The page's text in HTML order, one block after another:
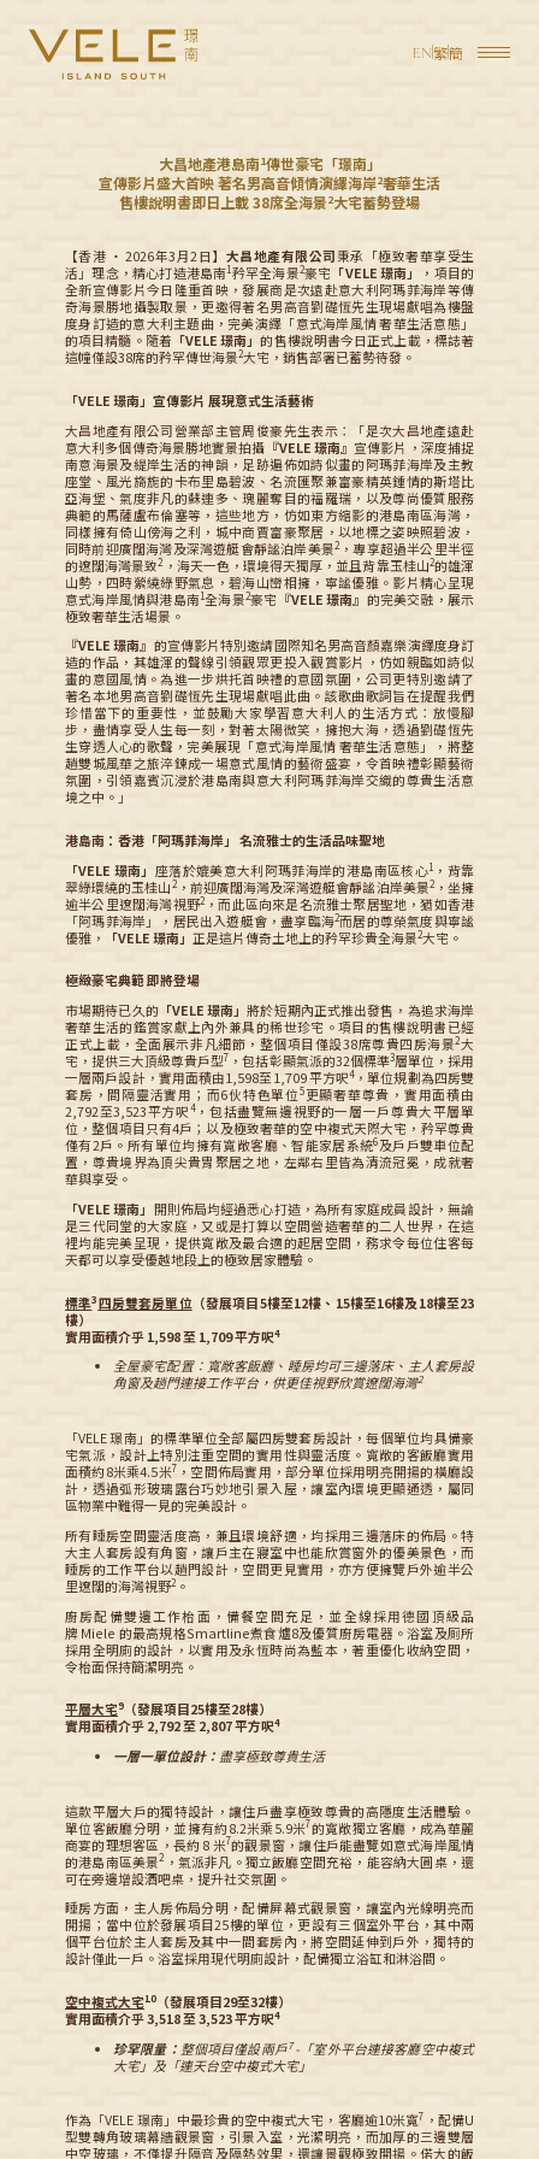
EN 繁簡
大昌地產港島南1傳世豪宅「璟南」
宣傳影片盛大首映著名男高音傾情演繹海岸2奢華生活
售樓說明書即日上載38席全海景2大宅蓄勢登場
【香港 ‧ 2026年3月2日】 大昌地產有限公司秉承「極致奢華享受生
活」理念，精心打造港島南1矜罕全海景2豪宅 「VELE 璟南」
，項目的
全新宣傳影片今日隆重首映，發展商是次遠赴意大利阿瑪菲海岸等傳
奇海景勝地攝製取景，更邀得著名男高音劉礎恆先生現場獻唱為樓盤
度身訂造的意大利主題曲，完美演繹「意式海岸風情 奢華生活意態」
的項目精髓。隨着 「VELE 璟南」的售樓說明書今日正式上載，標誌著
這幢僅設38席的矜罕傳世海景2大宅，銷售部署已蓄勢待發。
「VELE 璟南」宣傳影片 展現意式生活藝術
大昌地產有限公司營業部主管周俊豪先生表示：「是次大昌地產遠赴
意大利多個傳奇海景勝地實景拍攝 『VELE 璟南』宣傳影片，深度捕捉
南意海景及緹岸生活的神韻，足跡遍佈如詩似畫的阿瑪菲海岸及主教
座堂、風光旖旎的卡布里島碧波、名流匯聚兼富豪精英鍾情的斯塔比
亞海堡、氣度非凡的蘇連多、瑰麗奪目的福羅瑞，以及尊尚優質服務
典範的馬薩盧布倫塞等，這些地方，仿如東方縮影的港島南區海灣，
同樣擁有倚山傍海之利，城中商賈富豪聚居，以地標之姿映照碧波，
同時前迎廣闊海灣及深灣遊艇會靜謐泊岸美景2，專享超過半公里半徑
的遼闊海灣景致2，海天一色，環境得天獨厚，並且背靠玉桂山2的雄渾
山勢，四時縈繞綠野氣息，碧海山巒相擁，寧謐優雅。影片精心呈現
意式海岸風情與港島南1全海景2豪宅 『VELE 璟南』 的完美交融，展示
極致奢華生活場景。
『VELE 璟南』 的宣傳影片特別邀請國際知名男高音顏嘉樂演繹度身訂
造的作品，其雄渾的聲線引領觀眾更投入觀賞影片，仿如親臨如詩似
畫的意國風情。為進一步烘托首映禮的意國氛圍，公司更特別邀請了
著名本地男高音劉礎恆先生現場獻唱此曲。該歌曲歌詞旨在提醒我們
珍惜當下的重要性，並鼓勵大家學習意大利人的生活方式：放慢腳
步，盡情享受人生每一刻，對著太陽微笑，擁抱大海，透過劉礎恆先
生穿透人心的歌聲，完美展現「意式海岸風情 奢華生活意態」，將整
趟雙城風華之旅淬鍊成一場意式風情的藝術盛宴，令首映禮彰顯藝術
氛圍，引領嘉賓沉浸於港島南與意大利阿瑪菲海岸交織的尊貴生活意
境之中。」
港島南：香港「阿瑪菲海岸」 名流雅士的生活品味聖地
「VELE 璟南」 座落於媲美意大利阿瑪菲海岸的港島南區核心1，背靠
翠綠環繞的玉桂山2，前迎廣闊海灣及深灣遊艇會靜謐泊岸美景2，坐擁
逾半公里遼闊海灣視野2，而此區向來是名流雅士聚居聖地，猶如香港
「阿瑪菲海岸」，居民出入遊艇會，盡享臨海2而居的尊榮氣度與寧謐
優雅，
「VELE 璟南」 正是這片傳奇土地上的矜罕珍貴全海景2大宅。
極緻豪宅典範 即將登場
市場期待已久的「VELE 璟南」將於短期內正式推出發售，為追求海岸
奢華生活的鑑賞家獻上內外兼具的稀世珍宅。項目的售樓說明書已經
正式上載，全面展示非凡細節，整個項目僅設38席尊貴四房海景2大
宅，提供三大頂級尊貴戶型7 ，包括彰顯氣派的32個標準3層單位，採用
一層兩戶設計，實用面積由1,598至1,709 平方呎4，單位規劃為四房雙
套房，間隔靈活實用；而6伙特色單位5更顯奢華尊貴，實用面積由
2,792至3,523平方呎4，包括盡覽無邊視野的一層一戶尊貴大平層單
位，整個項目只有4戶；以及極致奢華的空中複式天際大宅，矜罕尊貴
僅有2戶。所有單位均擁有寬敞客廳、智能家居系統6及戶戶雙車位配
置，尊貴境界為頂尖貴胄聚居之地，左鄰右里皆為清流冠冕，成就奢
華與享受。
「VELE 璟南」 開則佈局均經過悉心打造，為所有家庭成員設計，無論
是三代同堂的大家庭，又或是打算以空間營造奢華的二人世界，在這
裡均能完美呈現，提供寬敞及最合適的起居空間，務求令每位住客每
天都可以享受優越地段上的極致居家體驗。
標準3四房雙套房單位 （發展項目5樓至12樓、15樓至16樓及18樓至23
樓）
實用面積介乎 1,598 至 1,709 平方呎4
全屋豪宅配置：寬敞客飯廳、睡房均可三邊落床、主人套房設
角窗及趟門連接工作平台，供更佳視野欣賞遼闊海灣2
「VELE 璟南」的標準單位全部屬四房雙套房設計，每個單位均具備豪
宅氣派，設計上特別注重空間的實用性與靈活度。寬敞的客飯廳實用
面積約8米乘4.5米7，空間佈局實用，部分單位採用明亮開揚的橫廳設
計，透過弧形玻璃露台巧妙地引景入屋，讓室內環境更顯通透，屬同
區物業中難得一見的完美設計。
所有睡房空間靈活度高，兼且環境舒適，均採用三邊落床的佈局。特
大主人套房設有角窗，讓戶主在寢室中也能欣賞窗外的優美景色，而
睡房的工作平台以趟門設計，空間更見實用，亦方便擁覽戶外逾半公
里遼闊的海灣視野2。
廚房配備雙邊工作枱面，備餐空間充足，並全線採用德國頂級品
牌 Miele 的最高規格Smartline煮食爐8及優質廚房電器。浴室及厠所
採用全明廁的設計，以實用及永恆時尚為藍本，著重優化收納空間，
令枱面保持簡潔明亮。
平層大宅9
（發展項目25樓至28樓）
實用面積介乎 2,792 至 2,807 平方呎4
一層一單位設計： 盡享極致尊貴生活
這款平層大戶的獨特設計，讓住戶盡享極致尊貴的高隱度生活體驗。
單位客飯廳分明，並擁有約8.2米乘5.9米7的寬敞獨立客廳，成為華麗
商宴的理想客區，長約 8 米7的觀景窗，讓住戶能盡覽如意式海岸風情
的港島南區美景2，氣派非凡。獨立飯廳空間充裕，能容納大圓桌，還
可在旁邊增設酒吧桌，提升社交氛圍。
睡房方面，主人房佈局分明，配備屏幕式觀景窗，讓室內光線明亮而
開揚；當中位於發展項目25樓的單位，更設有三個室外平台，其中兩
個平台位於主人套房及其中一間套房內，將空間延伸到戶外，獨特的
設計僅此一戶。浴室採用現代明廁設計，配備獨立浴缸和淋浴間。
空中複式大宅10
（發展項目29至32樓）
實用面積介乎 3,518 至 3,523 平方呎4
珍罕限量： 整個項目僅設兩戶7-「室外平台連接客廳空中複式
大宅」及「連天台空中複式大宅」
作為「VELE 璟南」中最珍貴的空中複式大宅，客廳逾10米寬7 ，配備U
型雙轉角玻璃幕牆觀景窗，引景入室，光潔明亮，而加厚的三邊雙層
中空玻璃，不僅提升隔音及隔熱效果，還讓景觀極致開揚。偌大的飯